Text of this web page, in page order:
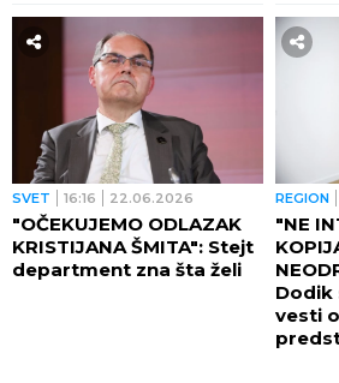
SVET 16:16 22.06.2026
"OČEKUJEMO ODLAZAK
KRISTIJANA ŠMITA": Stejt
department zna šta želi
REGION
"NE
Dodik
vesti